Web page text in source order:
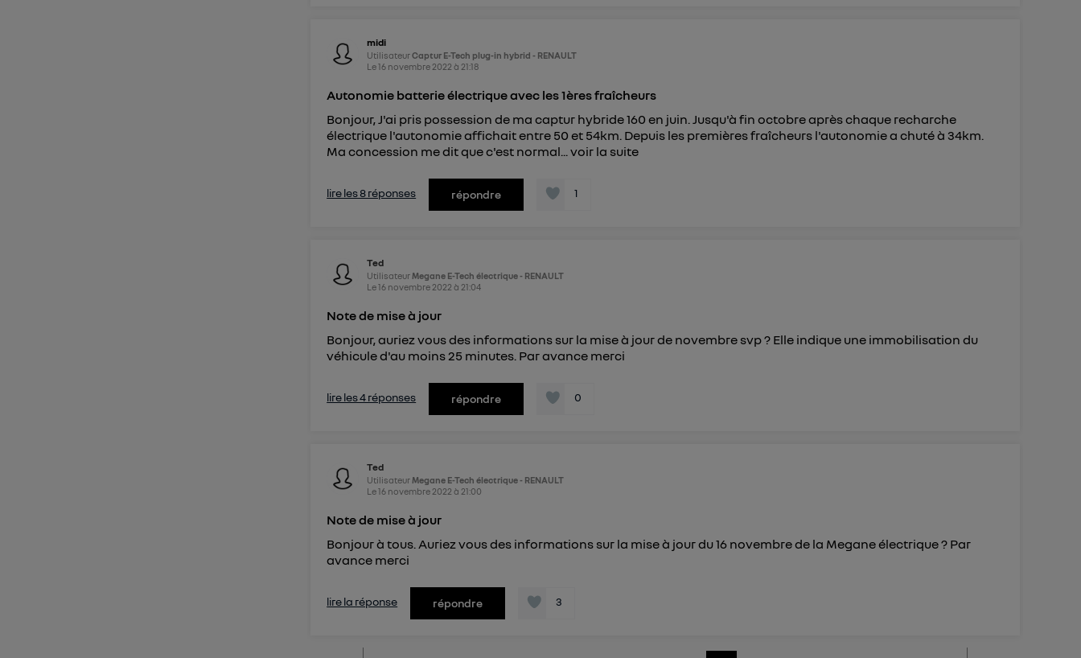
midi
UtilisateurCaptur E-Tech plug-in hybrid - RENAULT
Le16 novembre 2022 à 21:18
Autonomie batterie électrique avec les 1ères fraîcheurs
Bonjour, J'ai pris possession de ma captur hybride 160 en juin. Jusqu'à fin octobre après chaque recharche
électrique l'autonomie affichait entre 50 et 54km. Depuis les premières fraîcheurs l'autonomie a chuté à 34km.
Ma concession me dit que c'est normal...voir la suite
lire les 8 réponses répondre 1
Ted
Utilisateur Megane E-Tech électrique - RENAULT
Le16 novembre 2022 à 21:04
Note de mise à jour
Bonjour, auriez vous des informations sur la mise à jour de novembre svp ? Elle indique une immobilisation du
véhicule d'au moins 25 minutes. Par avance merci
lire les 4 réponses répondre 0
Ted
Utilisateur Megane E-Tech électrique - RENAULT
Le16 novembre 2022 à 21:00
Note de mise à jour
Bonjour à tous. Auriez vous des informations sur la mise à jour du 16 novembre de la Megane électrique ? Par
avance merci
lire la réponse répondre 3